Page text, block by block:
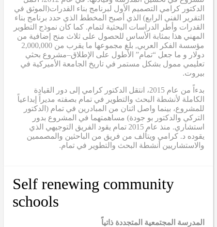
الدكتور كرامي التصميم الأول لبرنامج بناء القدرات(الموثق في
التقرير الفني الرابع) الذي أصبحالمخطط الذي حدد برنامج بناء
القدرات وأطر الدراسات البحثية لتمام. كما كان نموذج التطوير
المهني هذا بمثابةالأساس للحصول على ثلاث منح إضافية من
مؤسسة الفكر العربي
بلغ مجموعها ما يقرب من 2,000,000
دولارو ما جعل “تمام” الأطول على الإطلاق–مشروع بحثي
تعليمي ممول بشكل مستمر في تاريخ الجامعة الأميركية في
بيروت.
بدءاً من عام 2015، انتقل الدكتور كرامي إلى دور القيادة
الكاملة لأنشطة البحث والتطوير في تمام بصفته مديراً إبداعياً
للمشروع، بينما واصل اثنان من المبادرين في تمام (الدكتور
التركي والدكتور بو جودة) مساهمتهما في المشروع بدور
استشاري. منذ عام 2015
تماميقود الفريق التوجيهي الذي
يقوده د. كرامي ويتألف من فريق من الباحثين والمصممين
والاستشاريين أنشطة البحث والتطوير في تمام.
Self renewing community
schools
المدرسة المجتمعية المتجددة ذاتياً